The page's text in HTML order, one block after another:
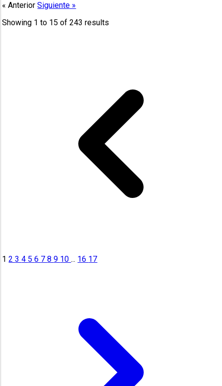
« AnteriorSiguiente »
Showing 1 to 15 of243 results
1 234 56 789 10... 16 17